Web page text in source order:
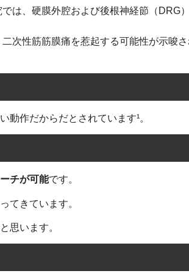
は、硬膜外腔および後根神経節（DRG
次性筋筋膜痛を惹起する可能性が示唆
動作だからだとされています¹。
チが可能です。
てきています。
思います。